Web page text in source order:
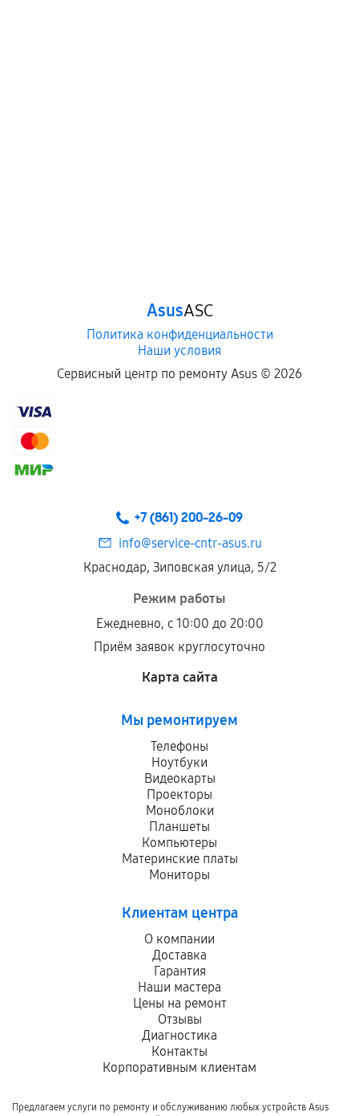
AsusASC
Политика конфиденциальности
Наши условия
Сервисный центр по ремонту Asus © 2026
+7 (861) 200-26-09
info@service-cntr-asus.ru
Краснодар, Зиповская улица, 5/2
Режим работы
Ежедневно, с 10:00 до 20:00
Приём заявок круглосуточно
Карта сайта
Мы ремонтируем
Телефоны
Ноутбуки
Видеокарты
Проекторы
Моноблоки
Планшеты
Компьютеры
Материнские платы
Мониторы
Клиентам центра
О компании
Доставка
Гарантия
Наши мастера
Цены на ремонт
Отзывы
Диагностика
Контакты
Корпоративным клиентам
Предлагаем услуги по ремонту и обслуживанию любых устройств Asus